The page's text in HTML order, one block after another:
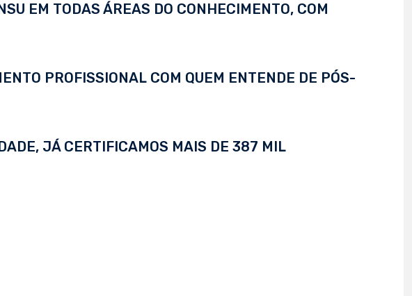
EM TODAS ÁREAS DO CONHECIMENTO, COM
PROFISSIONAL COM QUEM ENTENDE DE PÓS-
JÁ CERTIFICAMOS MAIS DE 387 MIL